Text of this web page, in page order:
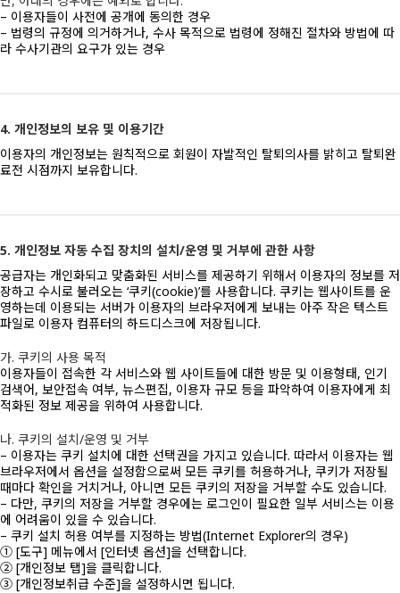
– 이용자들이 사전에 공개에 동의한 경우
– 법령의 규정에 의거하거나, 수사 목적으로 법령에 정해진 절차와 방법에 따
라 수사기관의 요구가 있는 경우
4. 개인정보의 보유 및 이용기간
이용자의 개인정보는 원칙적으로 회원이 자발적인 탈퇴의사를 밝히고 탈퇴완
료전 시점까지 보유합니다.
5. 개인정보 자동 수집 장치의 설치/운영 및 거부에 관한 사항
공급자는 개인화되고 맞춤화된 서비스를 제공하기 위해서 이용자의 정보를 저
장하고 수시로 불러오는 ‘쿠키(cookie)’를 사용합니다. 쿠키는 웹사이트를 운
영하는데 이용되는 서버가 이용자의 브라우저에게 보내는 아주 작은 텍스트
파일로 이용자 컴퓨터의 하드디스크에 저장됩니다.
가. 쿠키의 사용 목적
이용자들이 접속한 각 서비스와 웹 사이트들에 대한 방문 및 이용형태, 인기
검색어, 보안접속 여부, 뉴스편집, 이용자 규모 등을 파악하여 이용자에게 최
적화된 정보 제공을 위하여 사용합니다.
나. 쿠키의 설치/운영 및 거부
– 이용자는 쿠키 설치에 대한 선택권을 가지고 있습니다. 따라서 이용자는 웹
브라우저에서 옵션을 설정함으로써 모든 쿠키를 허용하거나, 쿠키가 저장될
때마다 확인을 거치거나, 아니면 모든 쿠키의 저장을 거부할 수도 있습니다.
– 다만, 쿠키의 저장을 거부할 경우에는 로그인이 필요한 일부 서비스는 이용
에 어려움이 있을 수 있습니다.
– 쿠키 설치 허용 여부를 지정하는 방법(Internet Explorer의 경우)
① [도구] 메뉴에서 [인터넷 옵션]을 선택합니다.
② [개인정보 탭]을 클릭합니다.
③ [개인정보취급 수준]을 설정하시면 됩니다.